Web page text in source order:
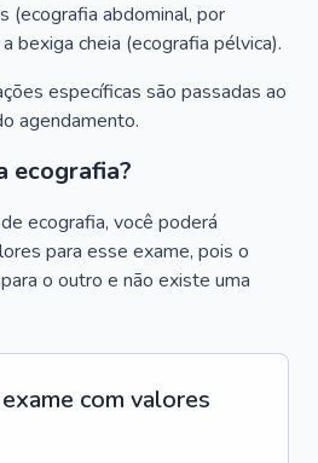
(ecografia abdominal, por
bexiga cheia (ecografia pélvica).
específicas são passadas ao
agendamento.
ecografia?
ecografia, você poderá
para esse exame, pois o
o outro e não existe uma
com valores